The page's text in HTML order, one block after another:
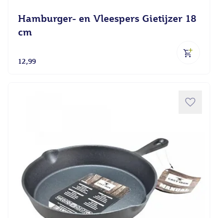
Hamburger- en Vleespers Gietijzer 18
cm
12,99